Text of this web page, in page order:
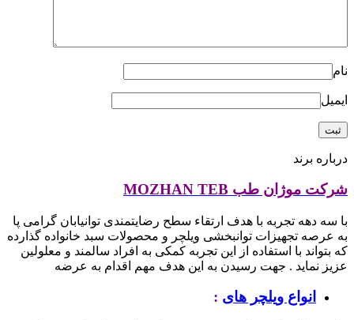
نام
ایمیل
درباره برند
شرکت موژان طب MOZHAN TEB
با سه دهه تجربه با هدف ارتقاء سطح رضایتمندی توانیابان گرامی پا
به عرصه تجهیزات توانبخشی ویلچر و محصولات سبد خانواده گذارده
که بتواند با استفاده از این تجربه کمکی به افراد سالمند و معلولین
عزیز نماید . جهت رسیدن به این هدف مهم اقدام به عرضه
انواع ویلچر های :